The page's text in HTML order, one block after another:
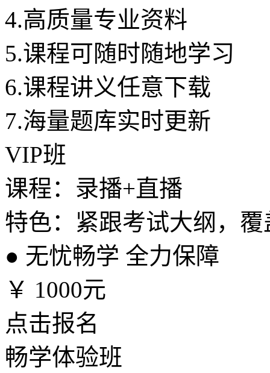
4.高质量专业资料
5.课程可随时随地学习
6.课程讲义任意下载
7.海量题库实时更新
VIP班
课程：录播+直播
特色：紧跟考试大纲，
● 无忧畅学 全力保障
￥ 1000元
点击报名
畅学体验班